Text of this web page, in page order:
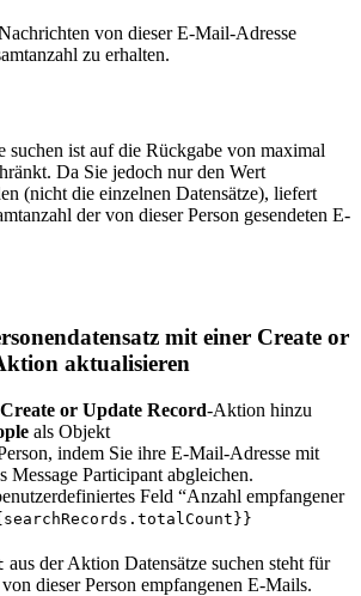
von dieser E-Mail-Adresse
zu erhalten.
suchen ist auf die Rückgabe von maximal
Da Sie jedoch nur den Wert
(nicht die einzelnen Datensätze), liefert
der von dieser Person gesendeten E-
mit einer Create or
aktualisieren
Create or Update Record-Aktion hinzu
als Objekt
indem Sie ihre E-Mail-Adresse mit
Message Participant abgleichen.
Feld “Anzahl empfangener
aus der Aktion Datensätze suchen steht für
dieser Person empfangenen E-Mails.